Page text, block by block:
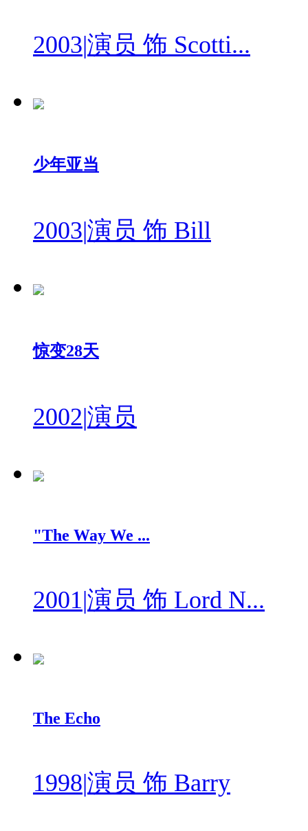
2003|演员 饰 Scotti...
少年亚当
2003|演员 饰 Bill
惊变28天
2002|演员
"The Way We ...
2001|演员 饰 Lord N...
The Echo
1998|演员 饰 Barry